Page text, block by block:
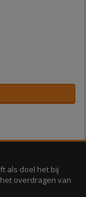
als doel het bij
overdragen van